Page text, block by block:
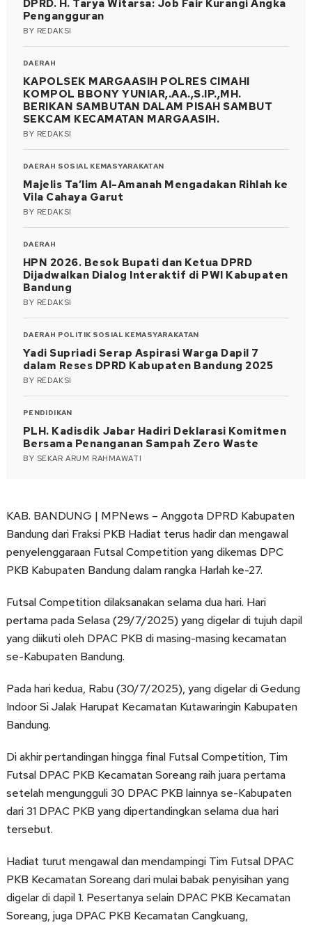
DPRD. H. Tarya Witarsa: Job Fair Kurangi Angka
Pengangguran
BY REDAKSI
DAERAH
KAPOLSEK MARGAASIH POLRES CIMAHI
KOMPOL BBONY YUNIAR,.AA.,S.IP.,MH.
BERIKAN SAMBUTAN DALAM PISAH SAMBUT
SEKCAM KECAMATAN MARGAASIH.
BY REDAKSI
DAERAH SOSIAL KEMASYARAKATAN
Majelis Ta’lim Al-Amanah Mengadakan Rihlah ke
Vila Cahaya Garut
BY REDAKSI
DAERAH
HPN 2026. Besok Bupati dan Ketua DPRD
Dijadwalkan Dialog Interaktif di PWI Kabupaten
Bandung
BY REDAKSI
DAERAH POLITIK SOSIAL KEMASYARAKATAN
Yadi Supriadi Serap Aspirasi Warga Dapil 7
dalam Reses DPRD Kabupaten Bandung 2025
BY REDAKSI
PENDIDIKAN
PLH. Kadisdik Jabar Hadiri Deklarasi Komitmen
Bersama Penanganan Sampah Zero Waste
BY SEKAR ARUM RAHMAWATI
KAB. BANDUNG | MPNews – Anggota DPRD Kabupaten
Bandung dari Fraksi PKB Hadiat terus hadir dan mengawal
penyelenggaraan Futsal Competition yang dikemas DPC
PKB Kabupaten Bandung dalam rangka Harlah ke-27.
Futsal Competition dilaksanakan selama dua hari. Hari
pertama pada Selasa (29/7/2025) yang digelar di tujuh dapil
yang diikuti oleh DPAC PKB di masing-masing kecamatan
se-Kabupaten Bandung.
Pada hari kedua, Rabu (30/7/2025), yang digelar di Gedung
Indoor Si Jalak Harupat Kecamatan Kutawaringin Kabupaten
Bandung.
Di akhir pertandingan hingga final Futsal Competition, Tim
Futsal DPAC PKB Kecamatan Soreang raih juara pertama
setelah mengungguli 30 DPAC PKB lainnya se-Kabupaten
dari 31 DPAC PKB yang dipertandingkan selama dua hari
tersebut.
Hadiat turut mengawal dan mendampingi Tim Futsal DPAC
PKB Kecamatan Soreang dari mulai babak penyisihan yang
digelar di dapil 1. Pesertanya selain DPAC PKB Kecamatan
Soreang, juga DPAC PKB Kecamatan Cangkuang,